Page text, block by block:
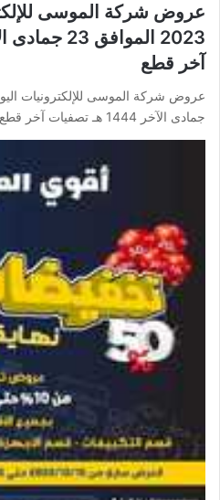
آخر قطع
جمادى الآخر 1444 هـ تصفيات آخر قطع عروض شركة الموسى…